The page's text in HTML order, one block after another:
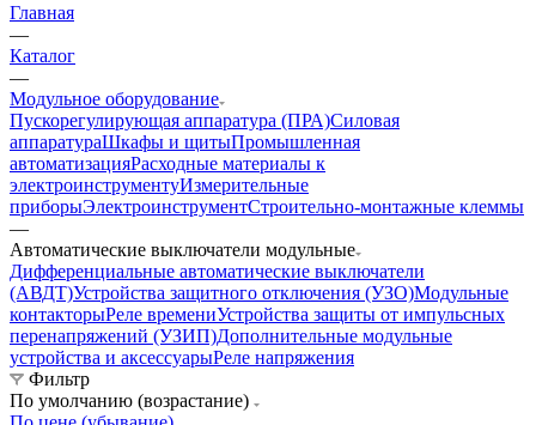
Главная
—
Каталог
—
Модульное оборудование
Пускорегулирующая аппаратура (ПРА)Силовая
аппаратураШкафы и щитыПромышленная
автоматизацияРасходные материалы к
электроинструментуИзмерительные
приборыЭлектроинструментСтроительно-монтажные клеммы
—
Автоматические выключатели модульные
Дифференциальные автоматические выключатели
(АВДТ)Устройства защитного отключения (УЗО)Модульные
контакторыРеле времениУстройства защиты от импульсных
перенапряжений (УЗИП)Дополнительные модульные
устройства и аксессуарыРеле напряжения
Фильтр
По умолчанию (возрастание)